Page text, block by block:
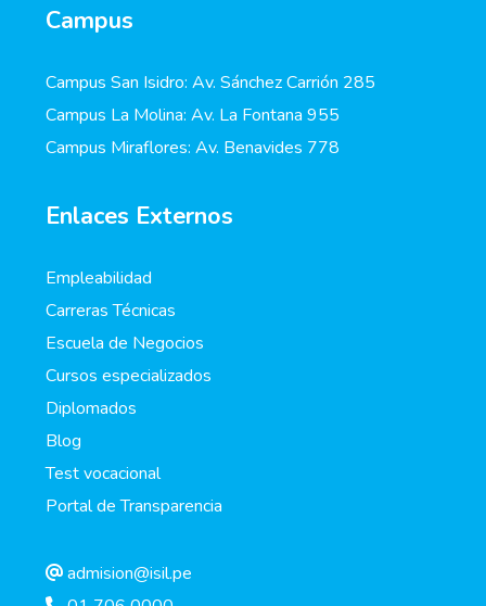
Campus
Campus San Isidro: Av. Sánchez Carrión 285
Campus La Molina: Av. La Fontana 955
Campus Miraflores: Av. Benavides 778
Enlaces Externos
Empleabilidad
Carreras Técnicas
Escuela de Negocios
Cursos especializados
Diplomados
Blog
Test vocacional
Portal de Transparencia
admision@isil.pe